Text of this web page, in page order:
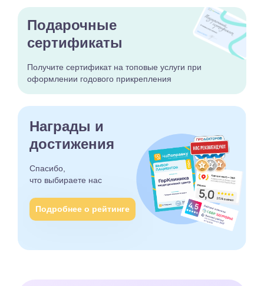
Подарочные
сертификаты
Получите сертификатна топовые услуги при
оформлении годового прикрепления
Награды и
достижения
Спасибо,
что выбираете нас
Подробнее о рейтинге